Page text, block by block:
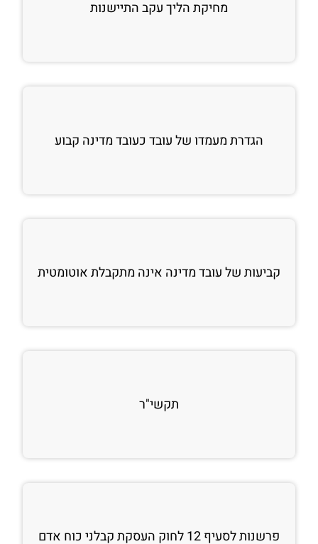
מחיקת הליך עקב התיישנות
הגדרת מעמדו של עובד כעובד מדינה קבוע
קביעות של עובד מדינה אינה מתקבלת אוטומטית
תקשי"ר
פרשנות לסעיף 12 לחוק העסקת קבלני כוח אדם